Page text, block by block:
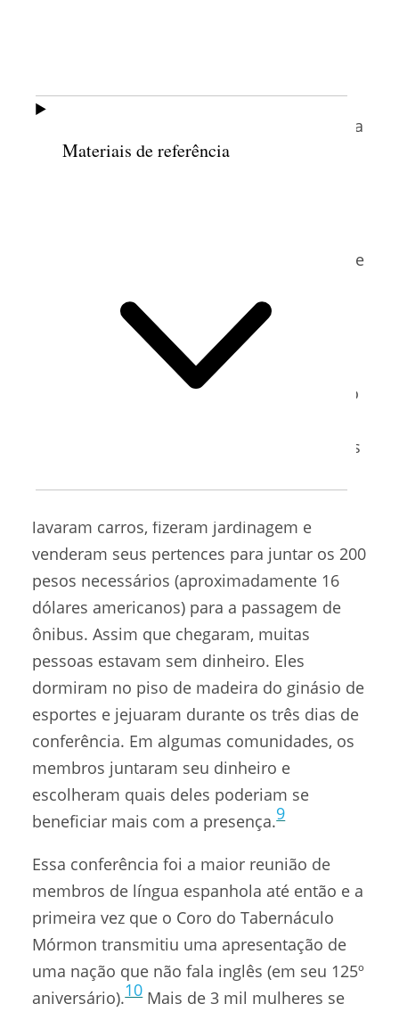
Materiais de referência
jejuaram e oraram para que seus
empregadores lhes dessem os dias de folga
necessários. Em Tijuana, México, os
membros que ganharam dinheiro suficiente
juntar a eles. Os passageiros se revezaram
em pé no corredor do ônibus para
acomodar os retardatários. Uma mulher
daquela área passou cinco meses juntando
oferecendo para lavar roupas. Os membros
lavaram carros, fizeram jardinagem e
venderam seus pertences para juntar os 200
pesos necessários (aproximadamente 16
dólares americanos) para a passagem de
ônibus. Assim que chegaram, muitas
pessoas estavam sem dinheiro. Eles
dormiram no piso de madeira do ginásio de
esportes e jejuaram durante os três dias de
conferência. Em algumas comunidades, os
membros juntaram seu dinheiro e
escolheram quais deles poderiam se
beneficiar mais com a presença.9
Essa conferência foi a maior reunião de
membros de língua espanhola até então e a
primeira vez que o Coro do Tabernáculo
Mórmon transmitiu uma apresentação de
uma nação que não fala inglês (em seu 125º
aniversário).10Mais de 3 mil mulheres se